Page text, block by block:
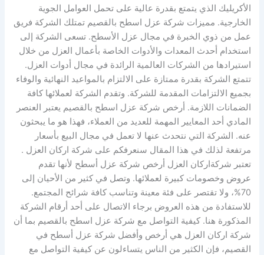
الأكريليك الذي يتمتع بقدرة عالية على تحمل العوامل الجوية
الخارجية. مميزات شركة عزل اسطح بالقصيم تمتلك الشركة فريق
عمل من ذوي الخبرة في مجال عزل الأسطح. تسعى الشركة إلى
استخدام أحدث المعدات والأدوات الخاصة بأعمال العزل من خلال
استيرادها من الشركات العالمية الرائدة في مجال أدوات العزل.
تتمتع الشركة بقدرة ممتازة على الالتزام بالمواعيد النهائية والوفاء
بجميع الالتزامات المقدمة للشركة. وتقدم الشركة لعملائها كافة
الضمانات اللازمة. أرخص شركة عزل اسطح بالقصيم يعتبر العنصر
المادي أحد المعايير المهمة للعديد من العملاء، فهذا هو ما يبحثون
عنه. الشركة التي نتحدث عنها لا تعمل في مجال البيع بأسعار
مرتفعة لذلك في هذا المقال سنعرفكم على شركة اركان العزل .
تعتبر شركةاركان العزل أرخص شركة عزل أسطح لأنها تقدم
عروض وخصومات كبيرة لعملائها. وتصل في كثير من الأحيان إلى
70%، ولا تقتصر على فئة معينة وتناسب كافة شرائح المجتمع.
للاستفادة من هذه العروض برجاء الاتصال على أحد أرقام الشركة
المذكورة هنا. كيفية التواصل مع شركة عزل اسطح بالقصيم بما أن
شركة اركان العزل هي أرخص وأفضل شركة عزل أسطح في
القصيم، فإن الكثير من الناس يتساءلون عن كيفية التواصل مع